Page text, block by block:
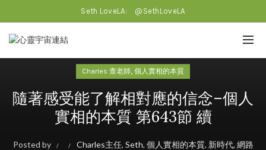
Seth LoveLA: @SethLoveLA
Charles 查老師, 個人實相的本質
隨著感受能了解相對應的信念–個人
實相的本質 第643節 續
Posted by Charles主任, Seth, 個人實相的本質, 新時代, 網路